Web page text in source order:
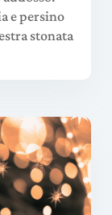
e persino
stonata